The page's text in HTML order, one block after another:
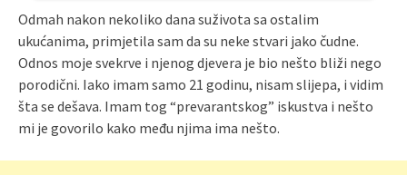
Odmah nakon nekoliko dana suživota sa ostalim
ukućanima, primjetila sam da su neke stvari jako čudne.
Odnos moje svekrve i njenog djevera je bio nešto bliži nego
porodični. Iako imam samo 21 godinu, nisam slijepa, i vidim
šta se dešava. Imam tog “prevarantskog” iskustva i nešto
mi je govorilo kako među njima ima nešto.